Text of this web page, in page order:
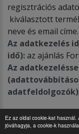
Ez az oldal cookie-kat
jóváhagyja, a cookie-k
regisztrációs
kiválasztott
neve és email címe.
Az adatkezelés
idő):az ajánlás
Az
2.2.3